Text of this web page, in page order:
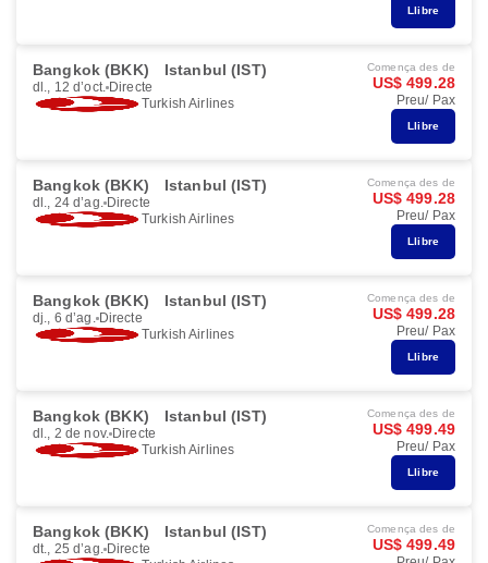
Llibre
Bangkok (BKK) Istanbul (IST)
dl., 12 d’oct. Directe
Turkish Airlines
Comença des de
US$ 499.28
Preu/ Pax
Llibre
Bangkok (BKK) Istanbul (IST)
dl., 24 d’ag. Directe
Turkish Airlines
Comença des de
US$ 499.28
Preu/ Pax
Llibre
Bangkok (BKK) Istanbul (IST)
dj., 6 d’ag. Directe
Turkish Airlines
Comença des de
US$ 499.28
Preu/ Pax
Llibre
Bangkok (BKK) Istanbul (IST)
dl., 2 de nov. Directe
Turkish Airlines
Comença des de
US$ 499.49
Preu/ Pax
Llibre
Bangkok (BKK) Istanbul (IST)
dt., 25 d’ag. Directe
Comença des de
US$ 499.49